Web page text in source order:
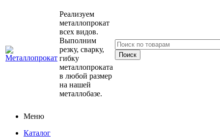
Реализуем
металлопрокат
всех видов.
Выполним
резку, сварку,
гибку
металлопроката
в любой размер
на нашей
металлобазе.
Меню
Каталог